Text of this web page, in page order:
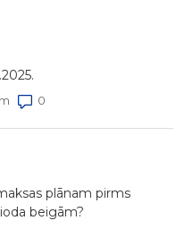
plānam pirms
beigām?